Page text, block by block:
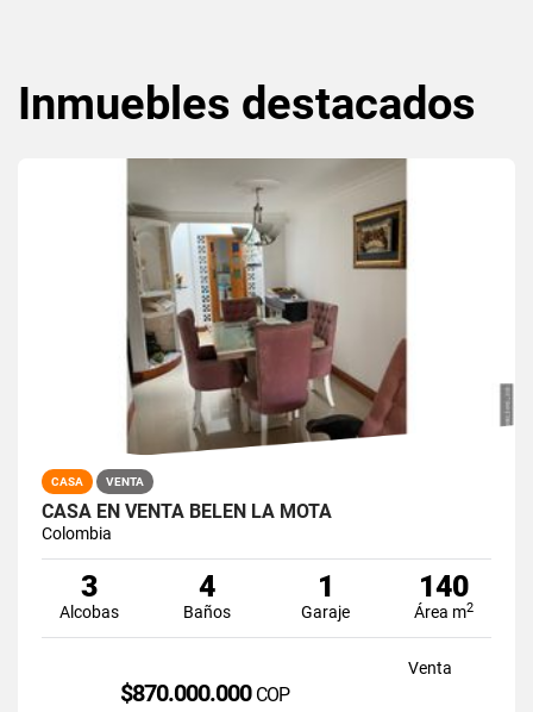
Inmuebles destacados
CASA VENTA
CASA EN VENTA BELÉN LA MOTA
Colombia
3
Alcobas
4
Baños
1
Garaje
140
Área m2
Venta
$870.000.000 COP